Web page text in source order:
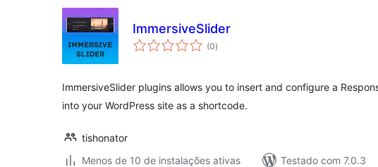
ImmersiveSlider
(0total
de
)
ImmersiveSlider plugins allows you to insert and configure a
into your WordPress site as a shortcode.
tishonator
Menos de 10 de instalações ativas
Testado com 7.0.3